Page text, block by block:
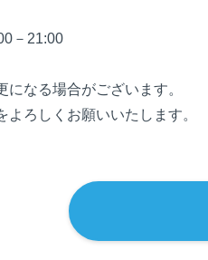
－21:00
なる場合がございます。
ろしくお願いいたします。